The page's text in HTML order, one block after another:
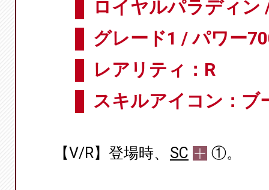
ロイヤルパラディン
グレード1 / パワー
レアリティ：R
スキルアイコン：ブ
【V/R】登場時、 SC ①。